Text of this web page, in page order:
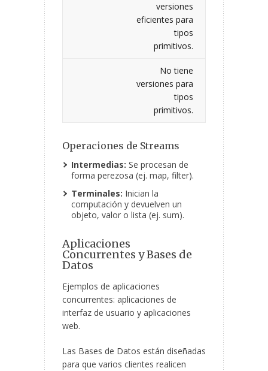
versiones
eficientes para
tipos
primitivos.
No tiene
versiones para
tipos
primitivos.
Operaciones de Streams
Intermedias: Se procesan de
forma perezosa (ej. map, filter).
Terminales: Inician la
computación y devuelven un
objeto, valor o lista (ej. sum).
Aplicaciones
Concurrentes y Bases de
Datos
Ejemplos de aplicaciones
concurrentes: aplicaciones de
interfaz de usuario y aplicaciones
web.
Las Bases de Datos están diseñadas
para que varios clientes realicen